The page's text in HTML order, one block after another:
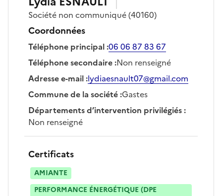
Société non communiqué(40160)
Coordonnées
Téléphone principal:06 06 87 83 67
Téléphone secondaire:Non renseigné
Adresse e-mail:lydiaesnault07@gmail.com
Commune de la société:Gastes
Départements d’intervention privilégiés:
Non renseigné
Certificats
AMIANTE
PERFORMANCE ÉNERGÉTIQUE (DPE